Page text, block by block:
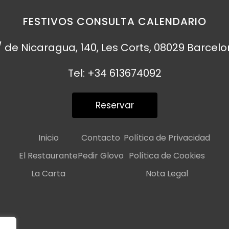
FESTIVOS CONSULTA CALENDARIO
de Nicaragua, 140, Les Corts, 08029
Tel: +34 613674092
Reservar
Inicio
El Restaurante
La Carta
Contacto
Pedir Glovo
Política de Privacidad
Política de Cookies
Nota Legal